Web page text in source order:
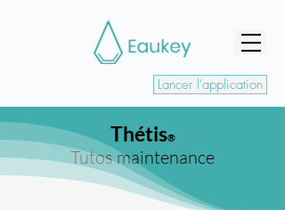
Lancer l'application
Thétis®
Tutos maintenance